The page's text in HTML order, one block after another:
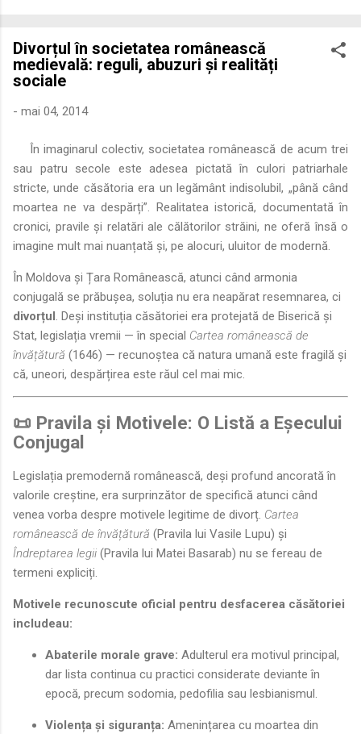
roman – în special a cetățenilor romani ( cives Romani ) în
țesutul urban și rural dobrogean – ne permite să măsurăm cu
precizie profunzimea și ritmul procesului de rom...
Divorțul în societatea românească
medievală: reguli, abuzuri și realități
sociale
- mai 04, 2014
În imaginarul colectiv, societatea românească de acum trei
sau patru secole este adesea pictată în culori patriarhale
stricte, unde căsătoria era un legământ indisolubil, „până când
moartea ne va despărți”. Realitatea istorică, documentată în
cronici, pravile și relatări ale călătorilor străini, ne oferă însă o
imagine mult mai nuanțată și, pe alocuri, uluitor de modernă.
În Moldova și Țara Românească, atunci când armonia
conjugală se prăbușea, soluția nu era neapărat resemnarea, ci
divorțul. Deși instituția căsătoriei era protejată de Biserică și
Stat, legislația vremii — în special Cartea românească de
învățătură (1646) — recunoștea că natura umană este fragilă și
că, uneori, despărțirea este răul cel mai mic.
📜 Pravila și Motivele: O Listă a Eșecului
Conjugal
Legislația premodernă românească, deși profund ancorată în
valorile creștine, era surprinzător de specifică atunci când
venea vorba despre motivele legitime de divorț. Cartea
românească de învățătură (Pravila lui Vasile Lupu) și
Îndreptarea legii (Pravila lui Matei Basarab) nu se fereau de
termeni expliciți.
Motivele recunoscute oficial pentru desfacerea căsătoriei
includeau:
Abaterile morale grave: Adulterul era motivul principal,
dar lista continua cu practici considerate deviante în
epocă, precum sodomia, pedofilia sau lesbianismul.
Violența și siguranța: Amenințarea cu moartea din